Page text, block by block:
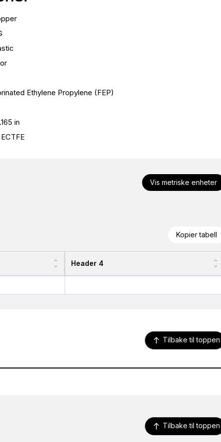
Ethylene Propylene (FEP)
in
ECTFE
Vis metriske enheter
Kopier tabell
Header 4
Tilbake til toppen
Tilbake til toppen